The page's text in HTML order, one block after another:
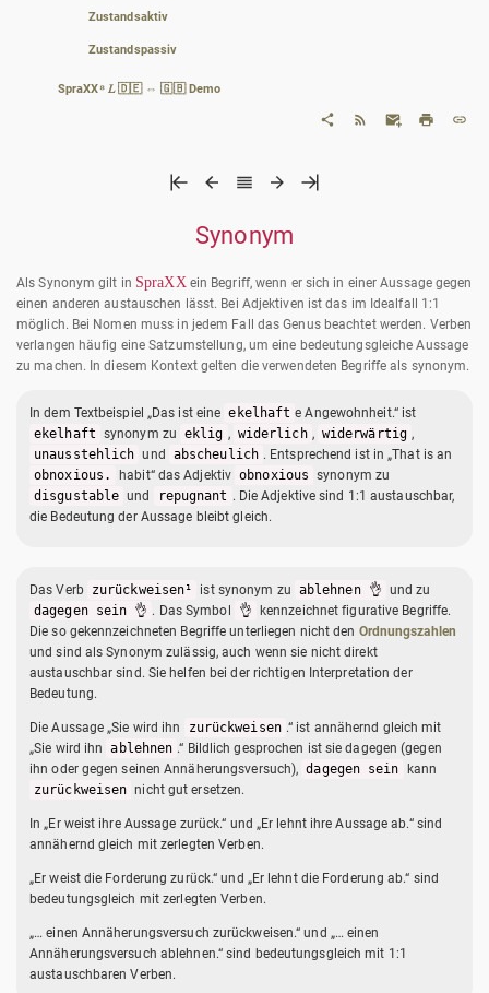
Zustandsaktiv
Zustandspassiv
SpraXX⁸ 𝐿 🇩🇪 ⇔ 🇬🇧 Demo
Synonym
Als Synonym gilt in SpraXX ein Begriff, wenn er sich in einer Aussage gegen
einen anderen austauschen lässt. Bei Adjektiven ist das im Idealfall 1:1
möglich. Bei Nomen muss in jedem Fall das Genus beachtet werden. Verben
verlangen häufig eine Satzumstellung, um eine bedeutungsgleiche Aussage
zu machen. In diesem Kontext gelten die verwendeten Begriffe als synonym.
In dem Textbeispiel „Das ist eine ekelhaft e Angewohnheit.“ ist
ekelhaft synonym zu eklig , widerlich , widerwärtig ,
unausstehlich und abscheulich . Entsprechend ist in „That is an
obnoxious.
habit“ das Adjektiv obnoxious synonym zu
disgustable und repugnant . Die Adjektive sind 1:1 austauschbar,
die Bedeutung der Aussage bleibt gleich.
Das Verb zurückweisen¹ ist synonym zu ablehnen 👌 und zu
dagegen sein 👌 . Das Symbol 👌 kennzeichnet figurative Begriffe.
Die so gekennzeichneten Begriffe unterliegen nicht den Ordnungszahlen
und sind als Synonym zulässig, auch wenn sie nicht direkt
austauschbar sind. Sie helfen bei der richtigen Interpretation der
Bedeutung.
Die Aussage „Sie wird ihn zurückweisen .“ ist annähernd gleich mit
„Sie wird ihn
ablehnen .“ Bildlich gesprochen ist sie dagegen (gegen
ihn oder gegen seinen Annäherungsversuch), dagegen sein kann
zurückweisen nicht gut ersetzen.
In „Er weist ihre Aussage zurück.“ und „Er lehnt ihre Aussage ab.“ sind
annähernd gleich mit zerlegten Verben.
„Er weist die Forderung zurück.“ und „Er lehnt die Forderung ab.“ sind
bedeutungsgleich mit zerlegten Verben.
„… einen Annäherungsversuch zurückweisen.“ und „… einen
Annäherungsversuch ablehnen.“ sind bedeutungsgleich mit 1:1
austauschbaren Verben.